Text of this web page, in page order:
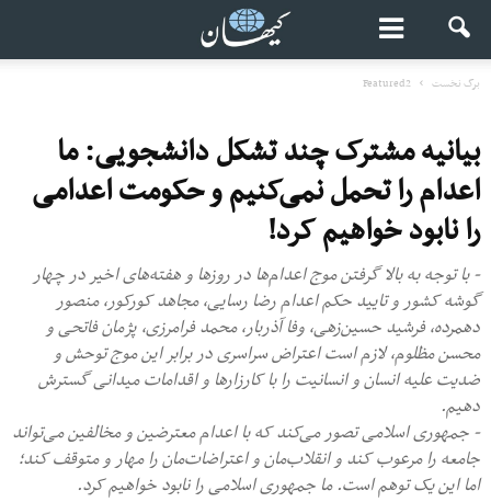
برگ نخست Featured2
بیانیه مشترک چند تشکل دانشجویی: ما
اعدام را تحمل نمی‌کنیم و حکومت اعدامی
را نابود خواهیم کرد!
- با توجه به بالا گرفتن موج اعدام‌ها در روزها و هفته‌های اخیر در چهار
گوشه کشور و تایید حکم اعدام رضا رسایی، مجاهد کورکور، منصور
دهمرده، فرشید حسین‌زهی، وفا آذربار، محمد فرامرزی، پژمان فاتحی و
محسن مظلوم، لازم است اعتراض سراسری در برابر این موج توحش و
ضدیت علیه انسان و انسانیت را با کارزارها و اقدامات میدانی گسترش
دهیم.
- جمهوری اسلامی تصور می‌کند که با اعدام معترضین و مخالفین می‌تواند
جامعه را مرعوب کند و انقلاب‌مان و اعتراضات‌مان را مهار و متوقف کند؛
اما این یک توهم است. ما جمهوری اسلامی را نابود خواهیم کرد.